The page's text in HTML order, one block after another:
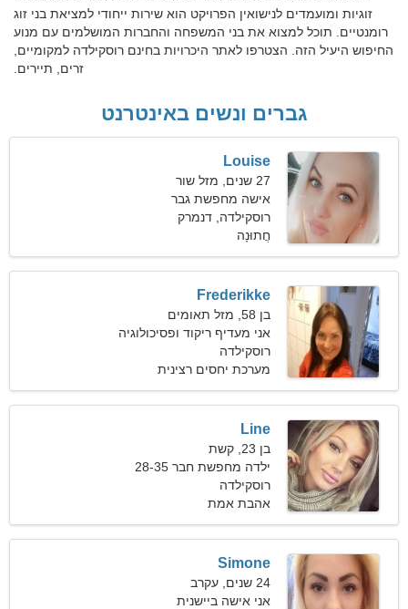
זוגיות ומועמדים לנישואין הפרויקט הוא שירות ייחודי למציאת בני זוג
רומנטיים. תוכל למצוא את בני המשפחה והחברות המושלמים עם מנוע
החיפוש היעיל הזה. הצטרפו לאתר היכרויות בחינם רוסקילדה למקומיים,
זרים, תיירים.
גברים ונשים באינטרנט
Louise
27 שנים, מזל שור
אישה מחפשת גבר
רוסקילדה, דנמרק
חֲתוּנָה
Frederikke
בן 58, מזל תאומים
אני מעדיף ריקוד ופסיכולוגיה
רוסקילדה
מערכת יחסים רצינית
Line
בן 23, קשת
ילדה מחפשת חבר 28-35
רוסקילדה
אהבת אמת
Simone
24 שנים, עקרב
אני אישה ביישנית